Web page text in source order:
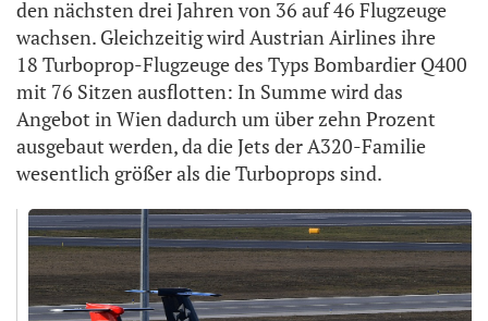
den nächsten drei Jahren von 36 auf 46 Flugzeuge
wachsen. Gleichzeitig wird Austrian Airlines ihre
18 Turboprop-Flugzeuge des Typs Bombardier Q400
mit 76 Sitzen ausflotten: In Summe wird das
Angebot in Wien dadurch um über zehn Prozent
ausgebaut werden, da die Jets der A320-Familie
wesentlich größer als die Turboprops sind.